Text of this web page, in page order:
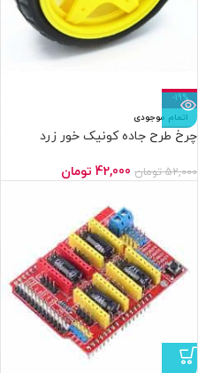
-19%
اتمام موجودی
چرخ طرح جاده کونیک خور زرد
52,000 تومان 42,000 تومان